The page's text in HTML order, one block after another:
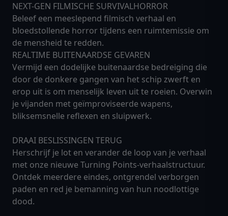
NEXT-GEN FILMISCHE SURVIVALHORROR
Beleef een meeslepend filmisch verhaal en
bloedstollende horror tijdens een ruimtemissie om
de mensheid te redden.
REALTIME BUITENAARDSE GEVAREN
Vermijd een dodelijke buitenaardse bedreiging die
door de donkere gangen van het schip zwerft en
erop uit is om menselijk leven uit te roeien. Overwin
je vijanden met geïmproviseerde wapens,
bliksemsnelle reflexen en sluipwerk.
DRAAI BESLISSINGEN TERUG
Herschrijf je lot en verander de loop van je verhaal
met onze nieuwe Turning Points-verhaalstructuur.
Ontdek meerdere eindes, ontgrendel verborgen
paden en red je bemanning van hun noodlottige
dood.